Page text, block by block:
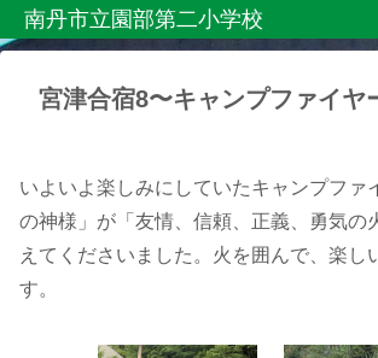
南丹市立園部第二小学校
宮津合宿8〜キャンプファイヤ
いよいよ楽しみにしていたキャンプファ
の神様」が「友情、信頼、正義、勇気の
えてくださいました。火を囲んで、楽し
す。